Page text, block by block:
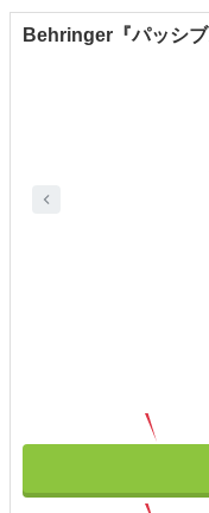
Behringer『パッシ